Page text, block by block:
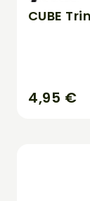
CUBE
4,95 €